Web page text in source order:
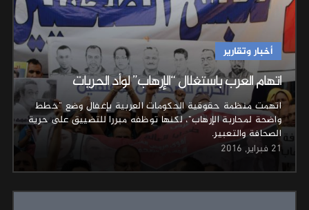
أخبار وتقارير
اتهام العرب باستغلال “الإرهاب” لوأد الحريات
اتهمت منظمة حقوقية الحكومات العربية بإغفال وضع "خطط
واضحة لمحاربة الإرهاب"، لكنها توظفه مبررا للتضييق على حرية
الصحافة والتعبير.
21 فبراير, 2016